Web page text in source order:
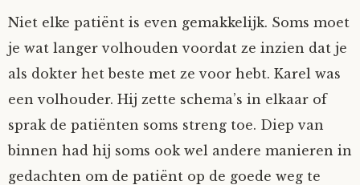
Niet elke patiënt is even gemakkelijk. Soms moet
je wat langer volhouden voordat ze inzien dat je
als dokter het beste met ze voor hebt. Karel was
een volhouder. Hij zette schema’s in elkaar of
sprak de patiënten soms streng toe. Diep van
binnen had hij soms ook wel andere manieren in
gedachten om de patiënt op de goede weg te